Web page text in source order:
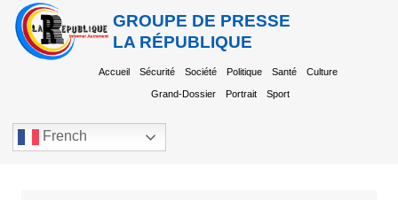
GROUPE DE PRESSE
LA RÉPUBLIQUE
Accueil Sécurité Société Politique Santé Culture
Grand-Dossier Portrait Sport
French